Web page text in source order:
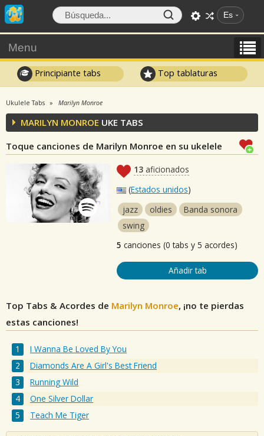
Es
Menu
Principiante tabs Top tablaturas
Ukulele Tabs Marilyn Monroe
MARILYN MONROE UKE TABS
Toque canciones de Marilyn Monroe en su ukelele
13 aficionados
(Estados unidos)
jazz
oldies
Banda sonora
swing
5 canciones (0 tabs y 5 acordes)
Añadir tab
Top Tabs & Acordes de Marilyn Monroe, ¡no te pierdas
estas canciones!
I Wanna Be Loved By You
Diamonds Are A Girl's Best Friend
Running Wild
One Silver Dollar
Teach Me Tiger